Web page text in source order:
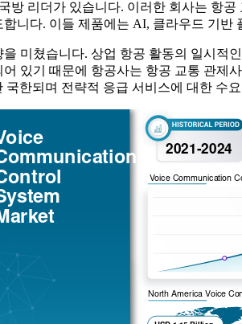
방 리더가 있습니다. 이러한 회사는
니다. 이들 제품에는 AI, 클라우드 기
미쳤습니다. 상업 항공 활동의 일시
있기 때문에 항공사는 항공 교통 관
국한되며 전략적 응급 서비스에 대한 수